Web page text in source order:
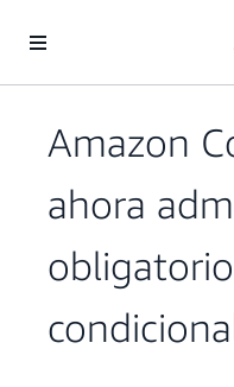
Amazon
ahora